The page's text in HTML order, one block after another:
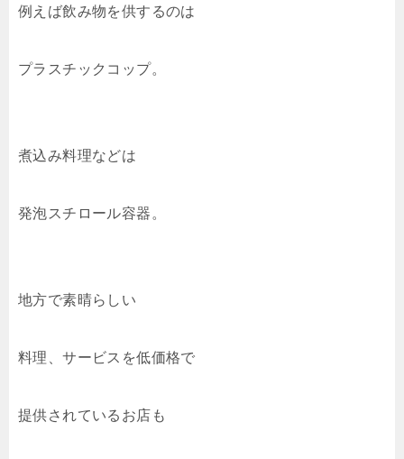
例えば飲み物を供するのは
プラスチックコップ。
煮込み料理などは
発泡スチロール容器。
地方で素晴らしい
料理、サービスを低価格で
提供されているお店も